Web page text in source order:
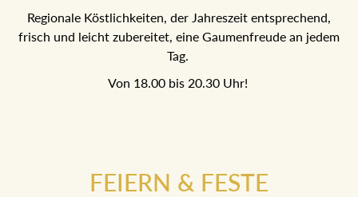
Regionale Köstlichkeiten, der Jahreszeit entsprechend,
frisch und leicht zubereitet, eine Gaumenfreude an jedem
Tag.
Von 18.00 bis 20.30 Uhr!
FEIERN & FESTE